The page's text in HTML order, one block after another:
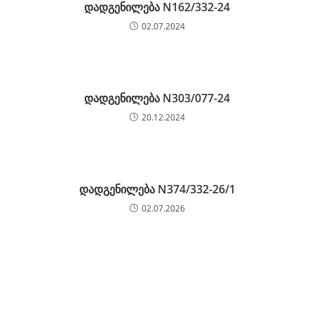
დადგენილება N162/332-24
02.07.2024
დადგენილება N303/077-24
20.12.2024
დადგენილება N374/332-26/1
02.07.2026